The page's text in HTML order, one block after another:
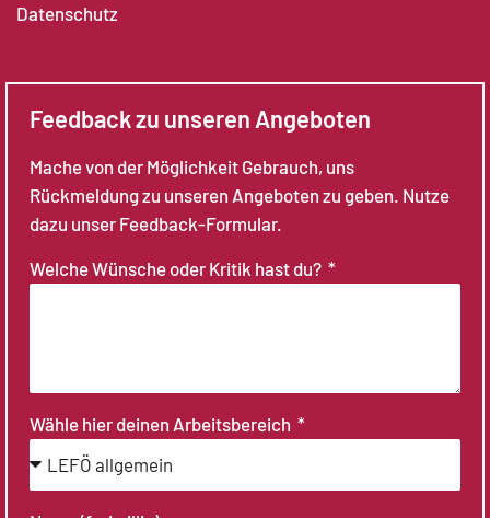
Datenschutz
Feedback zu unseren Angeboten
Mache von der Möglichkeit Gebrauch, uns
Rückmeldung zu unseren Angeboten zu geben. Nutze
dazu unser Feedback-Formular.
Welche Wünsche oder Kritik hast du?
Wähle hier deinen Arbeitsbereich